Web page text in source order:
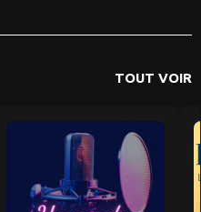
TOUT VOIR